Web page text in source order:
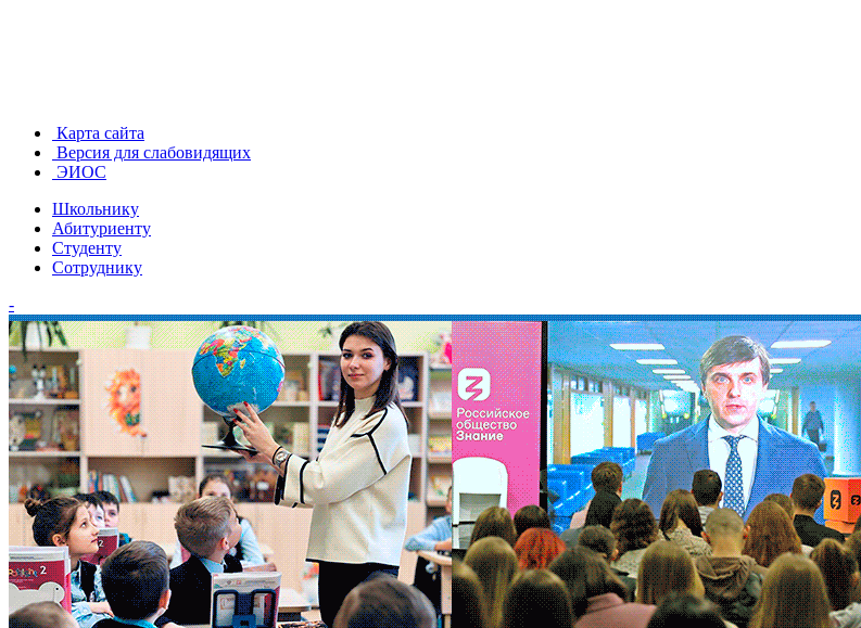
Карта сайта
Версия для слабовидящих
ЭИОС
Школьнику
Абитуриенту
Студенту
Сотруднику
-